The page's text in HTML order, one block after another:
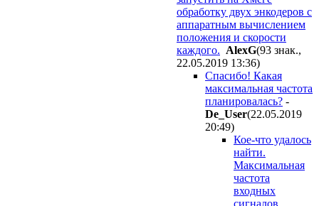
обработку двух энкодеров с
аппаратным вычислением
положения и скорости
каждого. AlexG(93 знак.,
22.05.2019 13:36)
Спасибо! Какая
максимальная частота
планировалась? -
De_User(22.05.2019
20:49)
Кое-что удалось
найти.
Максимальная
частота
входных
сигналов